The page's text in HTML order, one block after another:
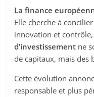
La finance
Elle cherche à
innovation et
d’investissement ne
de capitaux, mais des
Cette évolution
responsable et plus